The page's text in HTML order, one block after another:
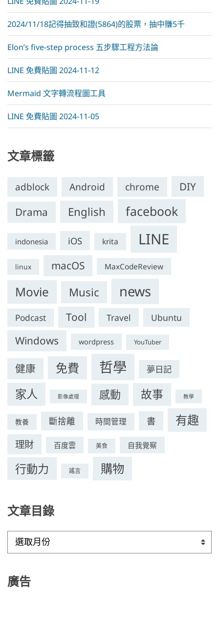
2024/11/18記得抽致和證(5864)的股票，抽中賺5千
Elon’s five-step process 五步驟工程方法論
LINE 免費貼圖 2024-11-12
Mermaid 文字轉流程圖工具
LINE 免費貼圖 2024-11-05
文章標籤
adblock Android chrome
DIY
Drama
English facebook
indonesia iOS krita LINE
linux macOS MaxCodeReview
Movie Music news
Podcast Tool Travel Ubuntu
Windows wordpress YouTuber
健康 免費 哲學 夢日記
家人 影像處理 感動 故事 教學
教養 斷捨離 時間管理 書 有趣
理財 百度雲 美食 自我覺察
行動力 謠言 購物
文章目錄
目
廣告